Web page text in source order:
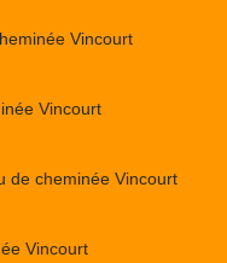
Vincourt
Vincourt
de cheminée Vincourt
Vincourt